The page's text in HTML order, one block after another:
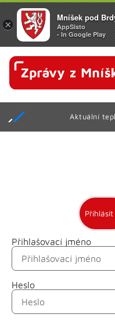
Aktuální
Přihlásit
Přihlašovací jméno
Heslo
Jméno
Příjmení
×
Mníšek pod
AppSisto
- In Google Play